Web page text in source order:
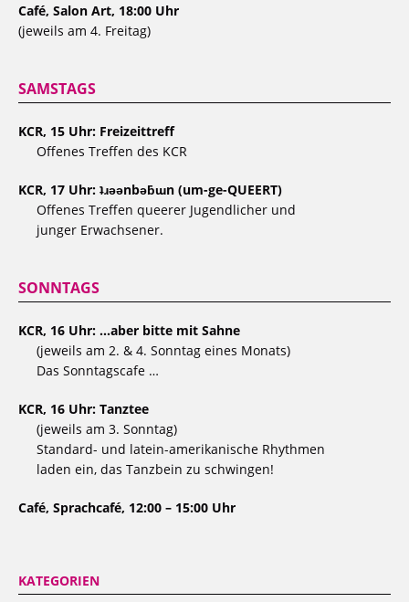
Café, Salon Art, 18:00 Uhr
(jeweils am 4. Freitag)
SAMSTAGS
KCR, 15 Uhr: Freizeittreff
Offenes Treffen des KCR
KCR, 17 Uhr: ʇɹǝǝnbǝƃɯn (um-ge-QUEERT)
Offenes Treffen queerer Jugendlicher und
junger Erwachsener.
SONNTAGS
KCR, 16 Uhr: …aber bitte mit Sahne
(jeweils am 2. & 4. Sonntag eines Monats)
Das Sonntagscafe …
KCR, 16 Uhr: Tanztee
(jeweils am 3. Sonntag)
Standard- und latein-amerikanische Rhythmen
laden ein, das Tanzbein zu schwingen!
Café, Sprachcafé, 12:00 – 15:00 Uhr
KATEGORIEN